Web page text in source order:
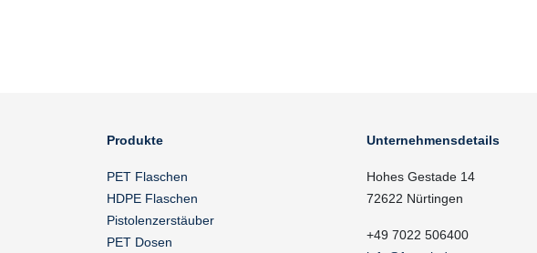
Produkte
PET Flaschen
HDPE Flaschen
Pistolenzerstäuber
PET Dosen
Unternehmensdetails
Hohes Gestade 14
72622 Nürtingen
+49 7022 506400